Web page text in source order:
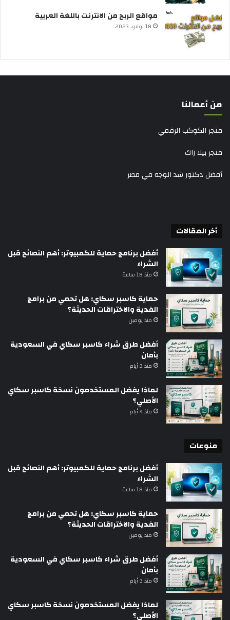
مواقع الربح من الانترنت باللغة العربية
18 يونيو، 2023
من أعمالنا
متجر الكوكب الرقمي
متجر بيلا زاك
أفضل دكتور شد الوجه في مصر
أخر المقالات
أفضل برنامج حماية للكمبيوتر: أهم النصائح قبل
الشراء
منذ 18 ساعة
حماية كاسبر سكاي: هل تحمي من برامج
الفدية والاختراقات الحديثة؟
منذ يومين
أفضل طرق شراء كاسبر سكاي في السعودية
بأمان
منذ 3 أيام
لماذا يفضل المستخدمون نسخة كاسبر سكاي
الأصلي؟
منذ 4 أيام
منوعات
أفضل برنامج حماية للكمبيوتر: أهم النصائح قبل
الشراء
منذ 18 ساعة
حماية كاسبر سكاي: هل تحمي من برامج
الفدية والاختراقات الحديثة؟
منذ يومين
أفضل طرق شراء كاسبر سكاي في السعودية
بأمان
منذ 3 أيام
لماذا يفضل المستخدمون نسخة كاسبر سكاي
الأصلي؟